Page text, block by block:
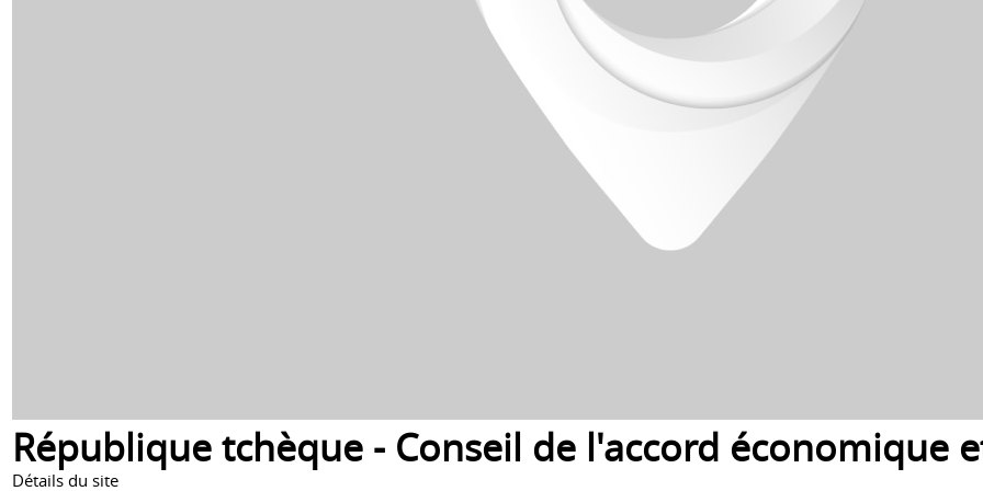
République tchèque - Conseil de l'accord économique
Détails du site